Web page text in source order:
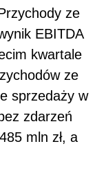
ze
EBITDA
kwartale
ze
sprzedaży w
zdarzeń
mln zł, a